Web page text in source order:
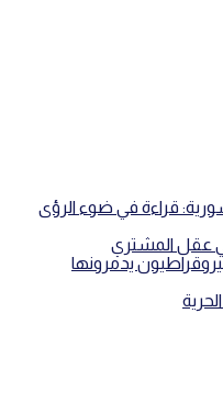
قراءة في ضوء الرؤى
عقل المشتري
يدمرونها